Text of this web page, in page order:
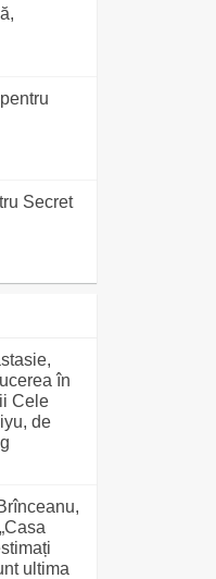
Secret
în
Cele
de
ultima